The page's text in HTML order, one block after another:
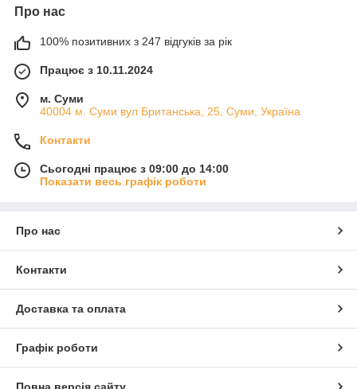
Про нас
100% позитивних з 247 відгуків за рік
Працює з 10.11.2024
м. Суми
40004 м. Суми вул Британська, 25, Суми, Україна
Контакти
Сьогодні працює з 09:00 до 14:00
Показати весь графік роботи
Про нас
Контакти
Доставка та оплата
Графік роботи